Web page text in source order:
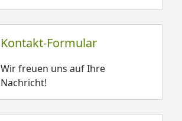
Kontakt-Formular
Wir freuen uns auf Ihre
Nachricht!